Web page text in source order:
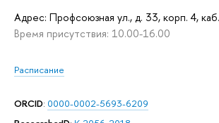
Адрес: Профсоюзная ул., д. 33, корп. 4,
Время присутствия: 10.00-16.00
Расписание
ORCID: 0000-0002-5693-6209